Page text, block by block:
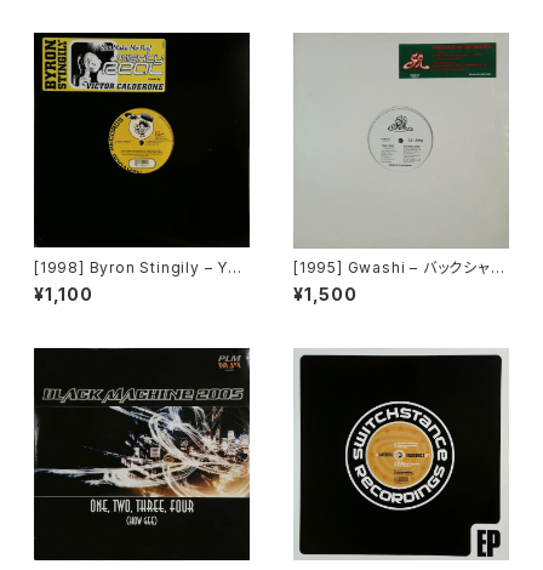
[1998] Byron Stingily – You
Make Me Feel (Mighty Rea
l) [Nervous Records]
¥1,100
[1995] Gwashi – バックシャン
[Heavy Shit]
¥1,500